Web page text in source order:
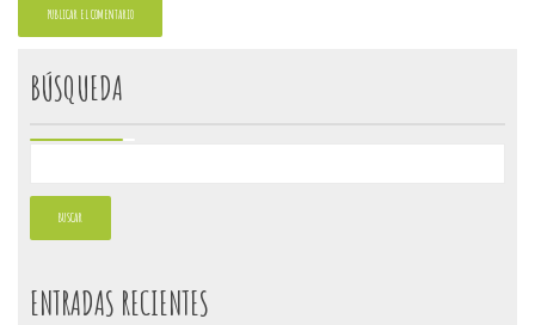
BÚSQUEDA
ENTRADAS RECIENTES